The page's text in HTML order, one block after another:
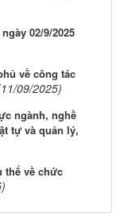
02/9/2025
về công tác
09/2025)
ngành, nghề
tự và quản lý,
thể về chức